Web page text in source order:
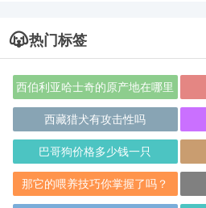
热门标签
西伯利亚哈士奇的原产地在哪里
西藏猎犬有攻击性吗
巴哥狗价格多少钱一只
那它的喂养技巧你掌握了吗？